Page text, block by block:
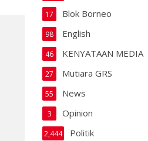
Blok Borneo
17
English
98
KENYATAAN MEDIA
46
Mutiara GRS
27
News
55
Opinion
3
Politik
2,444